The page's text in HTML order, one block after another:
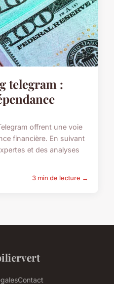
telegram :
offrent une voie
financière. En suivant
et des analyses
3 min de lecture →
Contact